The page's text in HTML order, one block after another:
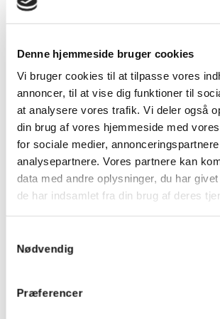
Denne hjemmeside bruger cookies
Vi bruger cookies til at tilpasse vores
annoncer, til at vise dig funktioner til
at analysere vores trafik. Vi deler også
din brug af vores hjemmeside med
for sociale medier,
analysepartnere. Vores partnere kan
data med andre oplysninger, du har
de har indsamlet fra din brug af deres
Nødvendig
Præferencer
Office Work Productivity.
The 12th World Multi-
Systemics, Cybernetics and Informatics, s. 121-
Anvendelsesområder
døgnrytmelys
Døgnrytmelys har mange
har leveret løsninger med døgnrytmelys til
projekter på hospitaler, skoler og kontorer.
Døgnrytmelys er særlig velegnet i